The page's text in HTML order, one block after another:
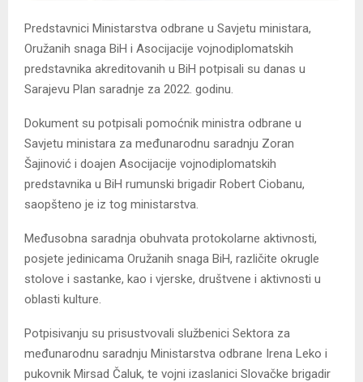
Predstavnici Ministarstva odbrane u Savjetu ministara,
Oružanih snaga BiH i Asocijacije vojnodiplomatskih
predstavnika akreditovanih u BiH potpisali su danas u
Sarajevu Plan saradnje za 2022. godinu.
Dokument su potpisali pomoćnik ministra odbrane u
Savjetu ministara za međunarodnu saradnju Zoran
Šajinović i doajen Asocijacije vojnodiplomatskih
predstavnika u BiH rumunski brigadir Robert Ciobanu,
saopšteno je iz tog ministarstva.
Međusobna saradnja obuhvata protokolarne aktivnosti,
posjete jedinicama Oružanih snaga BiH, različite okrugle
stolove i sastanke, kao i vjerske, društvene i aktivnosti u
oblasti kulture.
Potpisivanju su prisustvovali službenici Sektora za
međunarodnu saradnju Ministarstva odbrane Irena Leko i
pukovnik Mirsad Čaluk, te vojni izaslanici Slovačke brigadir